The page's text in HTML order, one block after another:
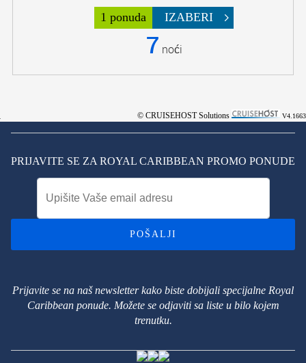
7 noći
1 ponuda IZABERI
© CRUISEHOST Solutions V4.1663
PRIJAVITE SE ZA ROYAL CARIBBEAN PROMO PONUDE
POŠALJI
Prijavite se na naš newsletter kako biste dobijali specijalne Royal
Caribbean ponude. Možete se odjaviti sa liste u bilo kojem
trenutku.